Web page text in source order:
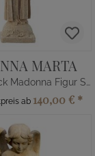
MARTA
Grabschmuck Madonna Figur Steinguss
ab 140,00 € *